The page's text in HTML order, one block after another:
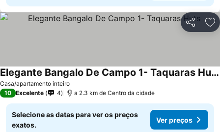
Partilhar
Casa/apartamento inteiro
Elegante Bangalo De Campo 1- Taquaras Huts
10 Excelente 4 a 2.3 km de Centro da cidade
Selecione as datas para ver os preços
exatos.
Ver preços